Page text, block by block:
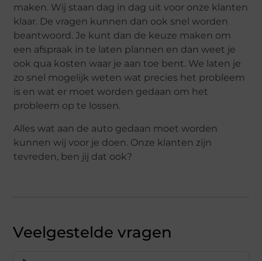
maken. Wij staan dag in dag uit voor onze klanten
klaar. De vragen kunnen dan ook snel worden
beantwoord. Je kunt dan de keuze maken om
een afspraak in te laten plannen en dan weet je
ook qua kosten waar je aan toe bent. We laten je
zo snel mogelijk weten wat precies het probleem
is en wat er moet worden gedaan om het
probleem op te lossen.
Alles wat aan de auto gedaan moet worden
kunnen wij voor je doen. Onze klanten zijn
tevreden, ben jij dat ook?
Veelgestelde vragen